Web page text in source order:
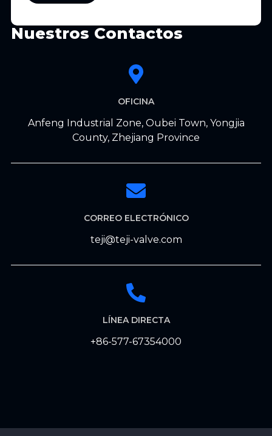
Nuestros Contactos
OFICINA
Anfeng Industrial Zone, Oubei Town, Yongjia
County, Zhejiang Province
CORREO ELECTRÓNICO
teji@teji-valve.com
LÍNEA DIRECTA
+86-577-67354000